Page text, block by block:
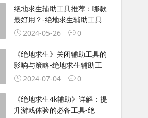
绝地求生辅助工具推荐：哪款
最好用？-绝地求生辅助工具
2024-05-26
0
《绝地求生》关闭辅助工具的
影响与策略-绝地求生辅助工
2024-07-04
0
《绝地求生4k辅助》详解：提
升游戏体验的必备工具-绝